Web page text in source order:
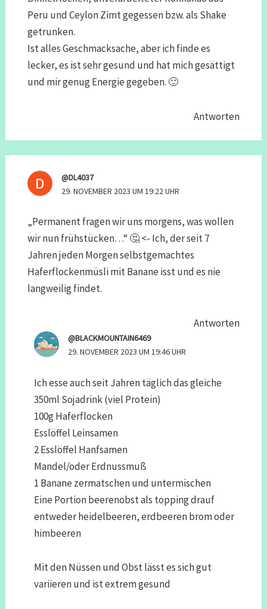
Peru und Ceylon Zimt gegessen bzw. als Shake
getrunken.
Ist alles Geschmacksache, aber ich finde es
lecker, es ist sehr gesund und hat mich gesättigt
und mir genug Energie gegeben. 🙂
Antworten
@DL4037
29. NOVEMBER 2023 UM 19:22 UHR
„Permanent fragen wir uns morgens, was wollen
wir nun frühstücken…“ 🤔 <- Ich, der seit 7
Jahren jeden Morgen selbstgemachtes
Haferflockenmüsli mit Banane isst und es nie
langweilig findet.
Antworten
@BLACKMOUNTAIN6469
29. NOVEMBER 2023 UM 19:46 UHR
Ich esse auch seit Jahren täglich das gleiche
350ml Sojadrink (viel Protein)
100g Haferflocken
Esslöffel Leinsamen
2 Esslöffel Hanfsamen
Mandel/oder Erdnussmuß
1 Banane zermatschen und untermischen
Eine Portion beerenobst als topping drauf
entweder heidelbeeren, erdbeeren brom oder
himbeeren
Mit den Nüssen und Obst lässt es sich gut
variieren und ist extrem gesund